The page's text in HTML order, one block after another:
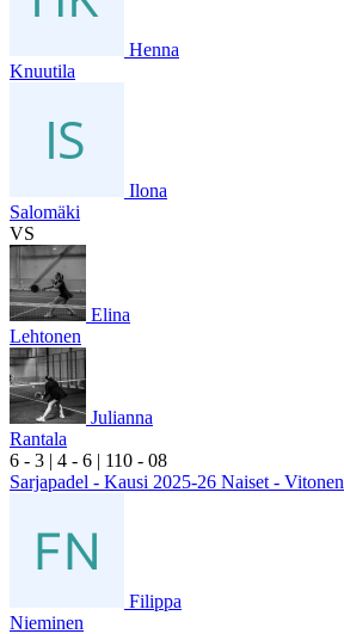
Henna
Knuutila
Ilona
Salomäki
VS
Elina
Lehtonen
Julianna
Rantala
6 - 3 | 4 - 6 | 110 - 08
Sarjapadel - Kausi 2025-26 Naiset - Vitonen
Filippa
Nieminen